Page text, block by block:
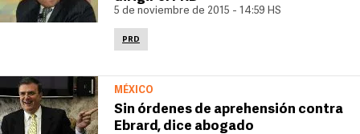
5 de noviembre de 2015 - 14:59 HS
PRD
MÉXICO
Sin órdenes de aprehensión contra
Ebrard, dice abogado